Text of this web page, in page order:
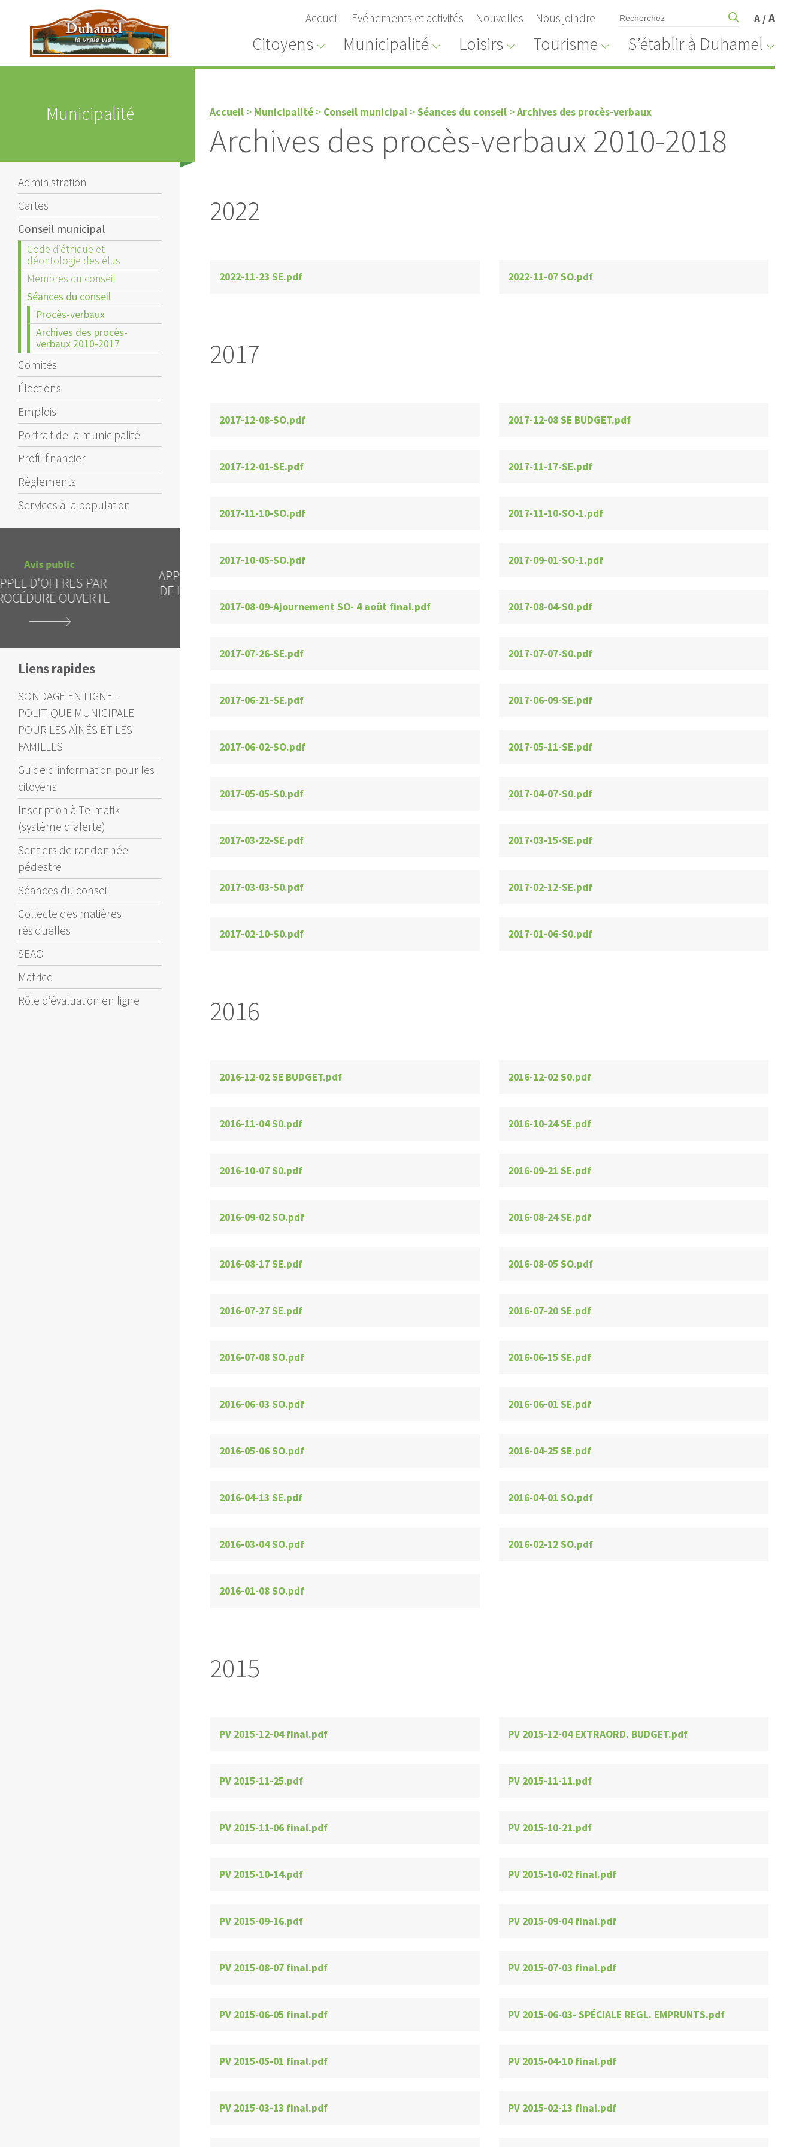
Accueil Événements et activités Nouvelles Nous joindre A /A
Citoyens Municipalité Loisirs Tourisme S’établir à Duhamel
Municipalité
Administration
Cartes
Conseil municipal
Code d’éthique et
déontologie des élus
Membres du conseil
Séances du conseil
Procès-verbaux
Archives des procès-
verbaux 2010-2017
Comités
Élections
Emplois
Portrait de la municipalité
Profil financier
Règlements
Services à la population
APPEL D'OFFRES - REPORT
DE LA DATE D'OUVERTURE
DES SOUMISSIONS
Alerte Appel d'offres et contrats
Liens rapides
SONDAGE EN LIGNE -
POLITIQUE MUNICIPALE
POUR LES AÎNÉS ET LES
FAMILLES
Guide d'information pour les
citoyens
Inscription à Telmatik
(système d'alerte)
Sentiers de randonnée
pédestre
Séances du conseil
Collecte des matières
résiduelles
SEAO
Matrice
Rôle d’évaluation en ligne
Accueil > Municipalité > Conseil municipal >Séances du conseil >Archives des procès-verbaux
Archives des procès-verbaux 2010-2018
2022
2022-11-23 SE.pdf 2022-11-07 SO.pdf
2017
2017-12-08-SO.pdf 2017-12-08 SE BUDGET.pdf
2017-12-01-SE.pdf 2017-11-17-SE.pdf
2017-11-10-SO.pdf 2017-11-10-SO-1.pdf
2017-10-05-SO.pdf 2017-09-01-SO-1.pdf
2017-08-09-Ajournement SO- 4 août final.pdf 2017-08-04-S0.pdf
2017-07-26-SE.pdf 2017-07-07-S0.pdf
2017-06-21-SE.pdf 2017-06-09-SE.pdf
2017-06-02-SO.pdf 2017-05-11-SE.pdf
2017-05-05-S0.pdf 2017-04-07-S0.pdf
2017-03-22-SE.pdf 2017-03-15-SE.pdf
2017-03-03-S0.pdf 2017-02-12-SE.pdf
2017-02-10-S0.pdf 2017-01-06-S0.pdf
2016
2016-12-02 SE BUDGET.pdf 2016-12-02 S0.pdf
2016-11-04 S0.pdf 2016-10-24 SE.pdf
2016-10-07 S0.pdf 2016-09-21 SE.pdf
2016-09-02 SO.pdf 2016-08-24 SE.pdf
2016-08-17 SE.pdf 2016-08-05 SO.pdf
2016-07-27 SE.pdf 2016-07-20 SE.pdf
2016-07-08 SO.pdf 2016-06-15 SE.pdf
2016-06-03 SO.pdf 2016-06-01 SE.pdf
2016-05-06 SO.pdf 2016-04-25 SE.pdf
2016-04-13 SE.pdf 2016-04-01 SO.pdf
2016-03-04 SO.pdf 2016-02-12 SO.pdf
2016-01-08 SO.pdf
2015
PV 2015-12-04 final.pdf PV 2015-12-04 EXTRAORD. BUDGET.pdf
PV 2015-11-25.pdf PV 2015-11-11.pdf
PV 2015-11-06 final.pdf PV 2015-10-21.pdf
PV 2015-10-14.pdf PV 2015-10-02 final.pdf
PV 2015-09-16.pdf PV 2015-09-04 final.pdf
PV 2015-08-07 final.pdf PV 2015-07-03 final.pdf
PV 2015-06-05 final.pdf PV 2015-06-03- SPÉCIALE REGL. EMPRUNTS.pdf
PV 2015-05-01 final.pdf PV 2015-04-10 final.pdf
PV 2015-03-13 final.pdf PV 2015-02-13 final.pdf